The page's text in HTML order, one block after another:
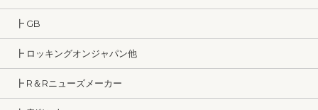
┣ GB
┣ ロッキングオンジャパン他
┣ R＆Rニューズメーカー